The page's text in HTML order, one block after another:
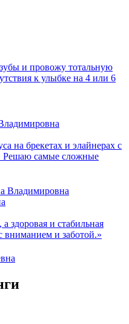
и провожу тотальную
к улыбке на 4 или 6
на брекетах и элайнерах с
Решаю самые сложные
здоровая и стабильная
вниманием и заботой.»